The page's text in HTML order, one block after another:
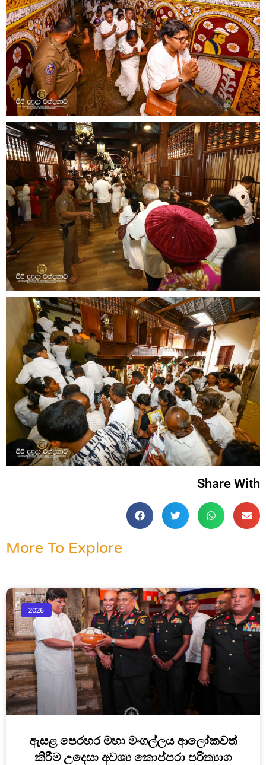
Share With
More To Explore
2026
ඇසළ පෙරහර මහා මංගල්ලය ආලෝකවත්
කිරීම උදෙසා අවශ්‍ය කොප්පරා පරිත්‍යාග